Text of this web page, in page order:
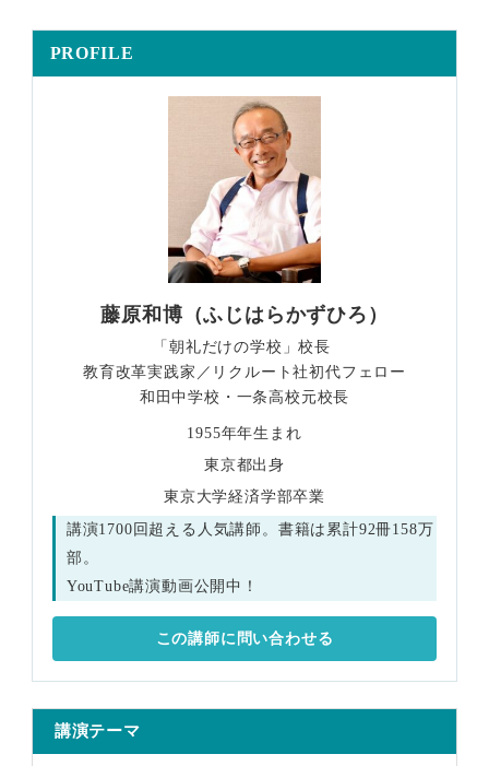
PROFILE
藤原和博（ふじはらかずひろ）
「朝礼だけの学校」校長
教育改革実践家／リクルート社初代フェロー
和田中学校・一条高校元校長
1955年年生まれ
東京都出身
東京大学経済学部卒業
講演1700回超える人気講師。書籍は累計92冊158万
部。
YouTube講演動画公開中！
この講師に問い合わせる
講演テーマ